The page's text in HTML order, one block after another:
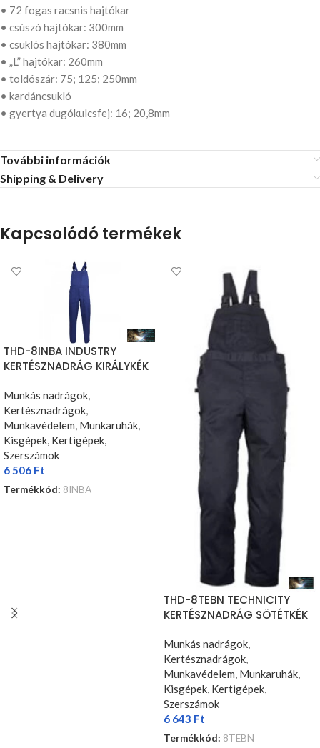
• 72 fogas racsnis hajtókar
• csúszó hajtókar: 300mm
• csuklós hajtókar: 380mm
• „L” hajtókar: 260mm
• toldószár: 75; 125; 250mm
• kardáncsukló
• gyertya dugókulcsfej: 16; 20,8mm
További információk
Shipping & Delivery
Kapcsolódó termékek
THD-8INBA INDUSTRY
KERTÉSZNADRÁG KIRÁLYKÉK
Munkás nadrágok,
Kertésznadrágok,
Munkavédelem, Munkaruhák,
Kisgépek, Kertigépek,
Szerszámok
6 506 Ft
Termékkód: 8INBA
THD-8TEBN TECHNICITY
KERTÉSZNADRÁG SÖTÉTKÉK
Munkás nadrágok,
Kertésznadrágok,
Munkavédelem, Munkaruhák,
Kisgépek, Kertigépek,
Szerszámok
6 643 Ft
Termékkód: 8TEBN